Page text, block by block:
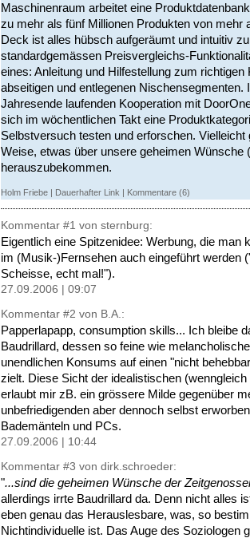
Maschinenraum arbeitet eine
zu mehr als fünf Millionen Produkten von mehr
Deck ist alles hübsch aufgeräumt und intuitiv
standardgemässen Preisvergleichs-
eines: Anleitung und Hilfestellung zum richtigen
abseitigen und entlegenen Nischensegmenten.
Jahresende laufenden Kooperation mit
sich im wöchentlichen Takt eine
Selbstversuch testen und erforschen. Vielleicht
Weise, etwas über unsere geheimen Wünsche
herauszubekommen.
Holm Friebe | Dauerhafter Link | Kommentare (6)
Kommentar #1 von sternburg:
Eigentlich eine Spitzenidee: Werbung, die man
im (Musik-)Fernsehen auch eingeführt werden
Scheisse, echt mal!").
27.09.2006 | 09:07
Kommentar #2 von B.A.:
Papperlapapp, consumption skills... Ich bleibe
Baudrillard, dessen so feine wie
unendlichen Konsums auf einen "nicht
zielt. Diese Sicht der idealistischen
erlaubt mir zB. ein grössere Milde gegenüber
unbefriedigenden aber dennoch selbst
Bademänteln und PCs.
27.09.2006 | 10:44
Kommentar #3 von dirk.schroeder:
"...sind die geheimen Wünsche der
allerdings irrte Baudrillard da. Denn nicht alles
eben genau das Herauslesbare, was, so
Nichtindividuelle ist. Das Auge des Soziologen